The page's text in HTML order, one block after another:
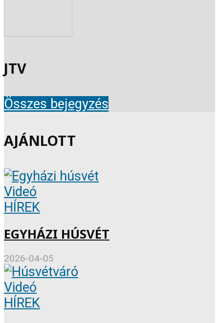
JTV
Összes bejegyzés
AJÁNLOTT
Videó
HÍREK
EGYHÁZI HÚSVÉT
2026-04-05
Videó
HÍREK